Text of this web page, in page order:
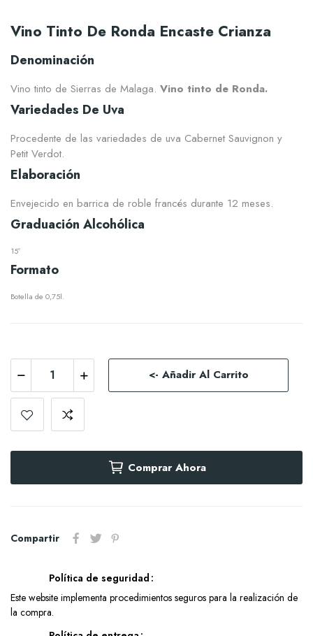
Vino Tinto De Ronda Encaste Crianza
Denominación
Vino tinto de Sierras de Malaga. Vino tinto de Ronda.
Variedades De Uva
Procedente de las variedades de uva Cabernet Sauvignon y
Petit Verdot.
Elaboración
Envejecido en barrica de roble francés durante 12 meses.
Graduación Alcohólica
15º
Formato
Botella de 0,75l.
<- Añadir Al Carrito
Comprar Ahora
Compartir
Política de seguridad
Este website implementa procedimientos seguros para la realización de
la compra.